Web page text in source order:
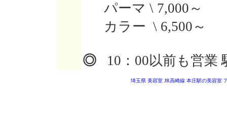
パーマ \ 7,000～
カラー \ 6,500～
◎ 10：00以前も営業
埼玉県 美容室 JR高崎線 本庄駅の美容室